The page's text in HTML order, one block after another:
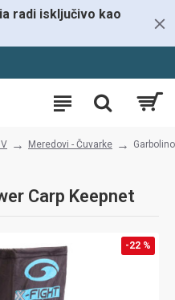
radi isključivo kao
Meredovi - Čuvarke
Carp Keepnet
-22 %